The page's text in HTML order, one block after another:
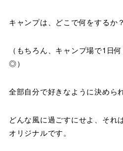
キャンプは、どこで何をするか？
（もちろん、キャンプ場で1日
◎）
全部自分で好きなように決めら
どんな風に過ごすにせよ、それ
オリジナルです。